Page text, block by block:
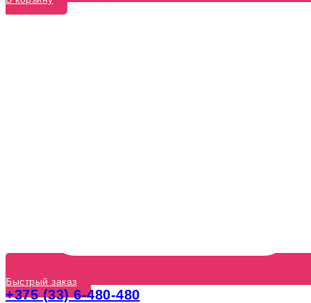
Быстрый заказ
+375 (33) 6-480-480